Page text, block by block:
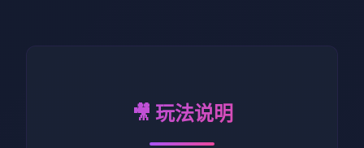
🎥 玩法说明